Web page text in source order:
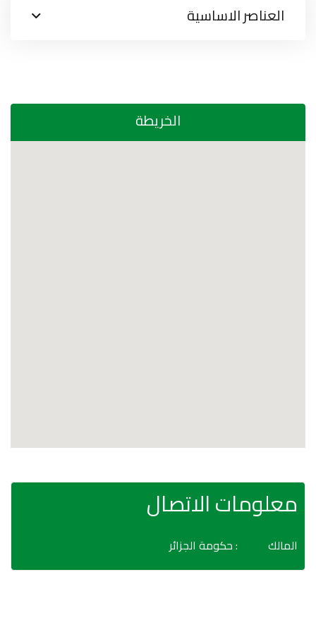
العناصر الاساسية
الخريطة
معلومات الاتصال
المالك : حكومة الجزائر